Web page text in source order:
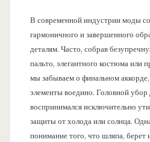
В современной индустрии моды
гармоничного и завершенного
деталям. Часто, собрав
пальто, элегантного костюма или
мы забываем о финальном аккорде,
элементы воедино. Головной убор
воспринимался исключительно
защиты от холода или солнца.
понимание того, что шляпа,